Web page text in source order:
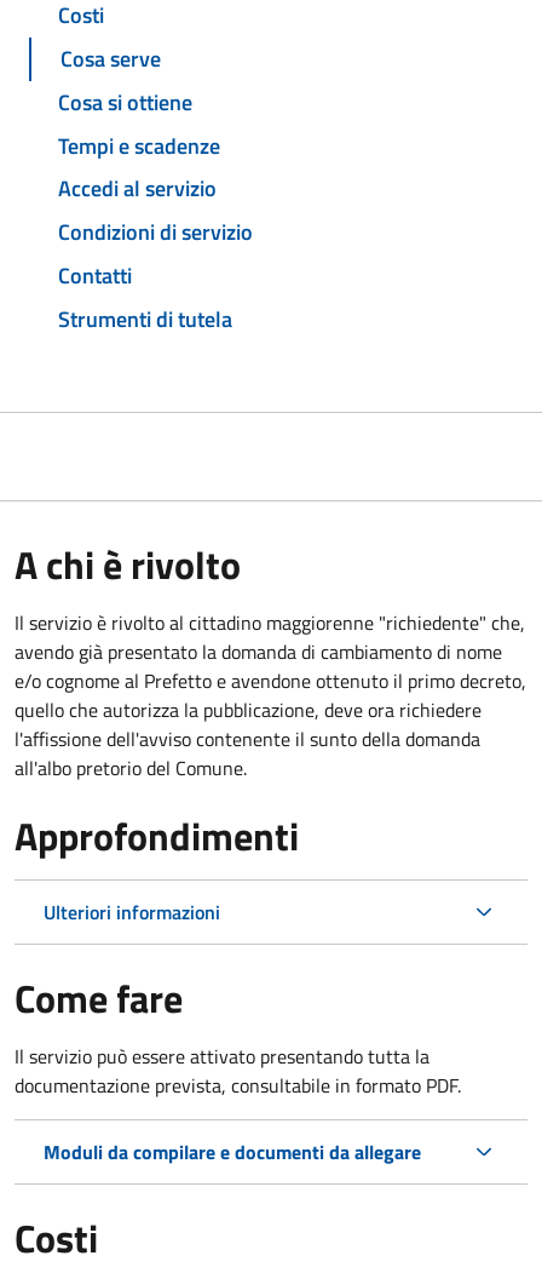
Costi
Cosa serve
Cosa si ottiene
Tempi e scadenze
Accedi al servizio
Condizioni di servizio
Contatti
Strumenti di tutela
A chi è rivolto
Il servizio è rivolto al cittadino maggiorenne "richiedente" che,
avendo già presentato la domanda di cambiamento di nome
e/o cognome al Prefetto e avendone ottenuto il primo decreto,
quello che autorizza la pubblicazione, deve ora richiedere
l'affissione dell'avviso contenente il sunto della domanda
all'albo pretorio del Comune.
Approfondimenti
Ulteriori informazioni
Come fare
Il servizio può essere attivato presentando tutta la
documentazione prevista, consultabile in formato PDF.
Moduli da compilare e documenti da allegare
Costi